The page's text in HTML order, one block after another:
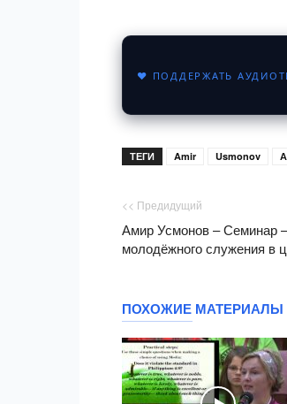
♥ ПОДДЕРЖАТЬ
ТЕГИ Amir Usmonov
<< Предидущий
Амир Усмонов – Семинар
молодёжного служения в
ПОХОЖИЕ МАТЕРИАЛЫ